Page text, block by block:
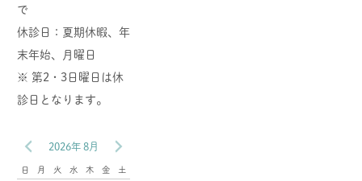
で
休診日：夏期休暇、年
末年始、月曜日
※ 第2・3日曜日は休
診日となります。
2026年 8月
日 月 火 水 木 金 土